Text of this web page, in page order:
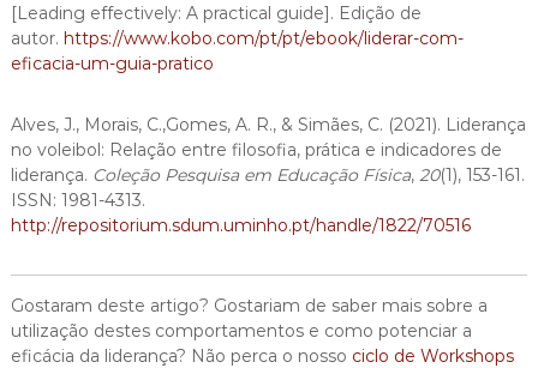
[Leading effectively: A practical guide]. Edição de
autor. https://www.kobo.com/pt/pt/ebook/liderar-com-
eficacia-um-guia-pratico
Alves, J., Morais, C.,Gomes, A. R., & Simães, C. (2021). Liderança
no voleibol: Relação entre filosofia, prática e indicadores de
liderança. Coleção Pesquisa em Educação Física, 20(1), 153-161.
ISSN: 1981-4313.
http://repositorium.sdum.uminho.pt/handle/1822/70516
Gostaram deste artigo? Gostariam de saber mais sobre a
utilização destes comportamentos e como potenciar a
eficácia da liderança? Não perca o nosso ciclo de Workshops